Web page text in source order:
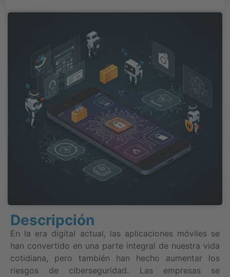
Descripción
En la era digital actual, las aplicaciones móviles se
han convertido en una parte integral de nuestra vida
cotidiana, pero también han hecho aumentar los
riesgos de ciberseguridad. Las empresas se